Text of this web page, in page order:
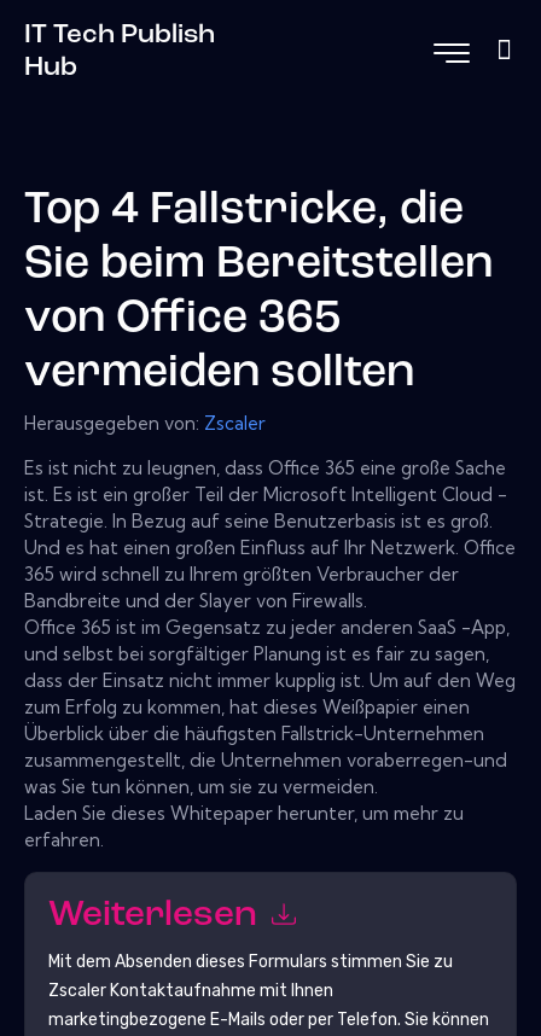
IT Tech Publish
Hub
Top 4 Fallstricke, die
Sie beim Bereitstellen
von Office 365
vermeiden sollten
Herausgegeben von: Zscaler
Es ist nicht zu leugnen, dass Office 365 eine große Sache
ist. Es ist ein großer Teil der Microsoft Intelligent Cloud -
Strategie. In Bezug auf seine Benutzerbasis ist es groß.
Und es hat einen großen Einfluss auf Ihr Netzwerk. Office
365 wird schnell zu Ihrem größten Verbraucher der
Bandbreite und der Slayer von Firewalls.
Office 365 ist im Gegensatz zu jeder anderen SaaS -App,
und selbst bei sorgfältiger Planung ist es fair zu sagen,
dass der Einsatz nicht immer kupplig ist. Um auf den Weg
zum Erfolg zu kommen, hat dieses Weißpapier einen
Überblick über die häufigsten Fallstrick-Unternehmen
zusammengestellt, die Unternehmen voraberregen-und
was Sie tun können, um sie zu vermeiden.
Laden Sie dieses Whitepaper herunter, um mehr zu
erfahren.
Weiterlesen
Mit dem Absenden dieses Formulars stimmen Sie zu
ZscalerKontaktaufnahme mit Ihnen
marketingbezogene E-Mails oder per Telefon. Sie können